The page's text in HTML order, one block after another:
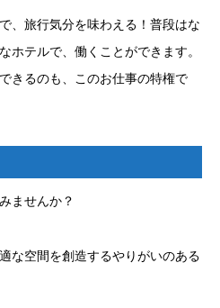
、旅行気分を味わえる！普段はな
ホテルで、働くことができます。
きるのも、このお仕事の特権で
ませんか？
な空間を創造するやりがいのある